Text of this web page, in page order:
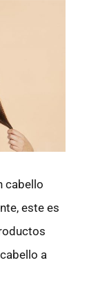
cabello
este es
a